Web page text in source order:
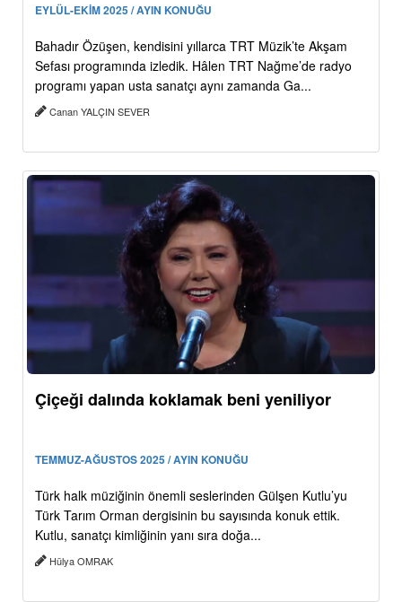
EYLÜL-EKİM 2025 / AYIN KONUĞU
Bahadır Özüşen, kendisini yıllarca TRT Müzik’te Akşam
Sefası programında izledik. Hâlen TRT Nağme’de radyo
programı yapan usta sanatçı aynı zamanda Ga...
Canan YALÇIN SEVER
Çiçeği dalında koklamak beni yeniliyor
TEMMUZ-AĞUSTOS 2025 / AYIN KONUĞU
Türk halk müziğinin önemli seslerinden Gülşen Kutlu’yu
Türk Tarım Orman dergisinin bu sayısında konuk ettik.
Kutlu, sanatçı kimliğinin yanı sıra doğa...
Hülya OMRAK